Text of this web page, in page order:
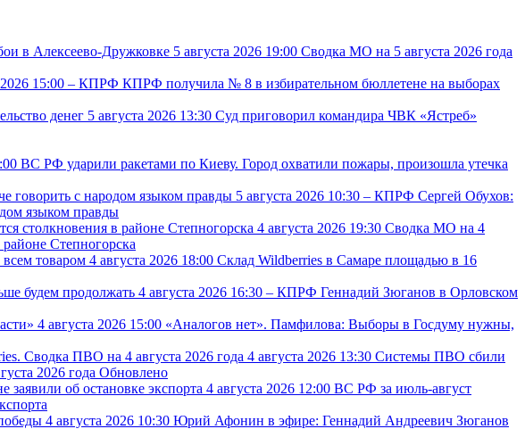
5 августа 2026 19:00 Сводка МО на 5 августа 2026 года
15:00 – КПРФ КПРФ получила № 8 в избирательном бюллетене на выборах
5 августа 2026 13:30 Суд приговорил командира ЧВК «Ястреб»
ВС РФ ударили ракетами по Киеву. Город охватили пожары, произошла утечка
5 августа 2026 10:30 – КПРФ Сергей Обухов:
языком правды
4 августа 2026 19:30 Сводка МО на 4
Степногорска
4 августа 2026 18:00 Склад Wildberries в Самаре площадью в 16
4 августа 2026 16:30 – КПРФ Геннадий Зюганов в Орловском
4 августа 2026 15:00 «Аналогов нет». Памфилова: Выборы в Госдуму нужны,
4 августа 2026 13:30 Системы ПВО сбили
2026 года Обновлено
4 августа 2026 12:00 ВС РФ за июль-август
4 августа 2026 10:30 Юрий Афонин в эфире: Геннадий Андреевич Зюганов